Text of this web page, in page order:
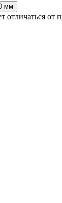
отличаться от